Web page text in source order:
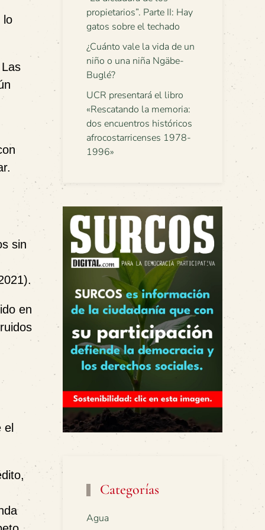
lo
sin
en
propietarios”. Parte II: Hay
gatos sobre el techado
¿Cuánto vale la vida de un
niño o una niña Ngäbe-
Buglé?
UCR presentará el libro
«Rescatando la memoria:
dos encuentros históricos
afrocostarricenses 1978-
1996»
Categorías
Agua